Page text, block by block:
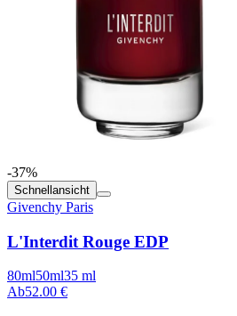
-37%
Schnellansicht
Givenchy Paris
L'Interdit Rouge EDP
80ml50ml35 ml
Ab52.00 €